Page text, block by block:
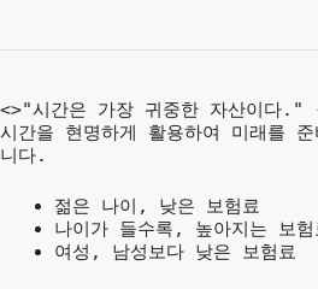
<>"시간은 가장 귀중한 자산이다
시간을 현명하게 활용하여 미래를
니다.
젊은 나이, 낮은 보험료
나이가 들수록, 높아지는 보험
여성, 남성보다 낮은 보험료